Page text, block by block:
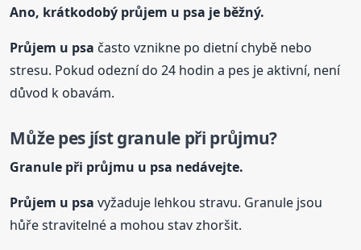
Ano, krátkodobý průjem u psa je běžný.
Průjem u psa často vznikne po dietní chybě nebo
stresu. Pokud odezní do 24 hodin a pes je aktivní, není
důvod k obavám.
Může pes jíst granule při průjmu?
Granule při průjmu u psa nedávejte.
Průjem u psa vyžaduje lehkou stravu. Granule jsou
hůře stravitelné a mohou stav zhoršit.